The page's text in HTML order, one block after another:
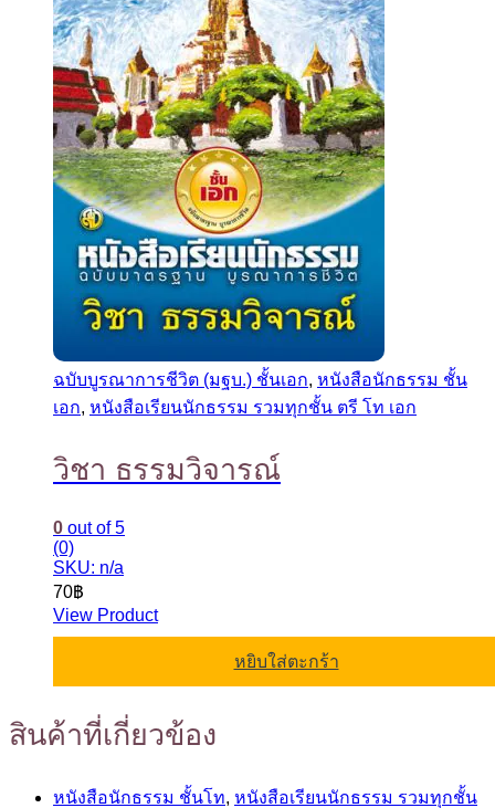
ฉบับบูรณาการชีวิต (มฐบ.) ชั้นเอก, หนังสือนักธรรม ชั้น
เอก, หนังสือเรียนนักธรรม รวมทุกชั้น ตรี โท เอก
วิชา ธรรมวิจารณ์
0 out of 5
(0)
SKU: n/a
70฿
View Product
หยิบใส่ตะกร้า
สินค้าที่เกี่ยวข้อง
หนังสือนักธรรม ชั้นโท, หนังสือเรียนนักธรรม รวมทุกชั้น